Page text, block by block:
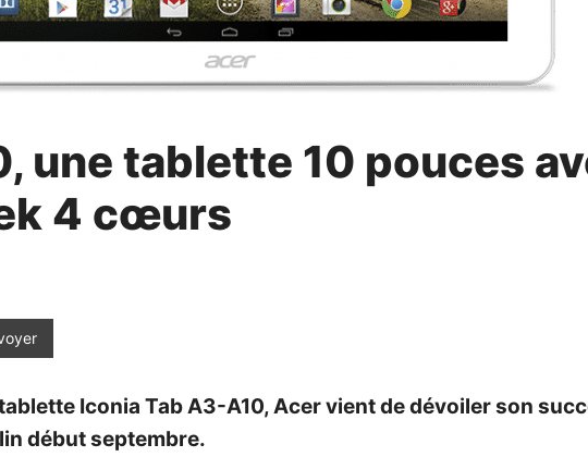
une tablette 10 pouces
4 cœurs
Iconia Tab A3-A10, Acer vient de dévoiler son
début septembre.